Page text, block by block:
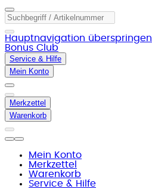
Hauptnavigation überspringen
Bonus Club
Service & Hilfe
Mein Konto
Merkzettel
Warenkorb
Mein Konto
Merkzettel
Warenkorb
Service & Hilfe